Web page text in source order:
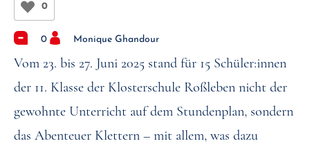
0
0 Monique Ghandour
Vom 23. bis 27. Juni 2025 stand für 15 Schüler:innen
der 11. Klasse der Klosterschule Roßleben nicht der
gewohnte Unterricht auf dem Stundenplan, sondern
das Abenteuer Klettern – mit allem, was dazu